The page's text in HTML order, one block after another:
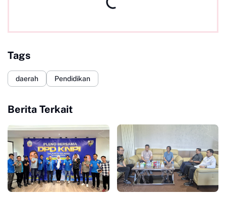
Tags
daerah Pendidikan
Berita Terkait